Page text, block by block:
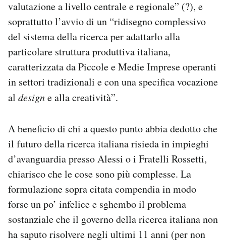
valutazione a livello centrale e regionale” (?), e
soprattutto l’avvio di un “ridisegno complessivo
del sistema della ricerca per adattarlo alla
particolare struttura produttiva italiana,
caratterizzata da Piccole e Medie Imprese operanti
in settori tradizionali e con una specifica vocazione
al designe alla creatività”.
A beneficio di chi a questo punto abbia dedotto che
il futuro della ricerca italiana risieda in impieghi
d’avanguardia presso Alessi o i Fratelli Rossetti,
chiarisco che le cose sono più complesse. La
formulazione sopra citata compendia in modo
forse un po’ infelice e sghembo il problema
sostanziale che il governo della ricerca italiana non
ha saputo risolvere negli ultimi 11 anni (per non